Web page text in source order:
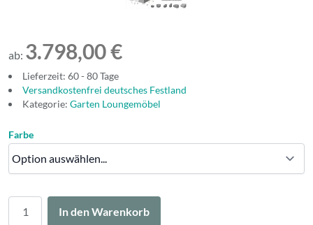
ab: 3.798,00 €
Lieferzeit: 60 - 80 Tage
Versandkostenfrei deutsches Festland
Kategorie: Garten Loungemöbel
In den Warenkorb
Farbe